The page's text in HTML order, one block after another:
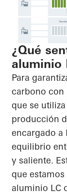
¿Qué
aluminio
Para
carbono con
que se
producción
encargado a
equilibrio
y saliente.
que
aluminio LC